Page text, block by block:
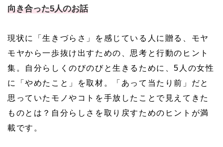
向き合った5人のお話
現状に「生きづらさ」を感じている人に贈る、モヤ
モヤから一歩抜け出すための、思考と行動のヒント
集。自分らしくのびのびと生きるために、5人の女性
に「やめたこと」を取材。「あって当たり前」だと
思っていたモノやコトを手放したことで見えてきた
ものとは？自分らしさを取り戻すためのヒントが満
載です。